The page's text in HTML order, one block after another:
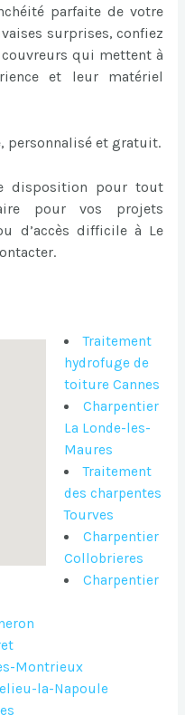
parfaite de votre
surprises, confiez
qui mettent à
et leur matériel
personnalisé et gratuit.
disposition pour tout
pour vos projets
d’accès difficile à Le
Traitement
hydrofuge de
toiture Cannes
Charpentier
La Londe-les-
Maures
Traitement
des charpentes
Tourves
Charpentier
Collobrieres
Charpentier
Montrieux
la-Napoule